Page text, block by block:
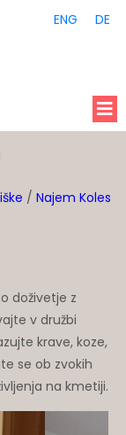
ENG DE
/ Najem Koles
doživetje z
v družbi
krave, koze,
se ob zvokih
na kmetiji.